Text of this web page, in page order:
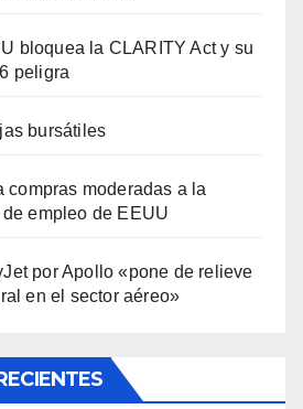
bloquea la CLARITY Act y su
peligra
bursátiles
compras moderadas a la
empleo de EEUU
por Apollo «pone de relieve
en el sector aéreo»